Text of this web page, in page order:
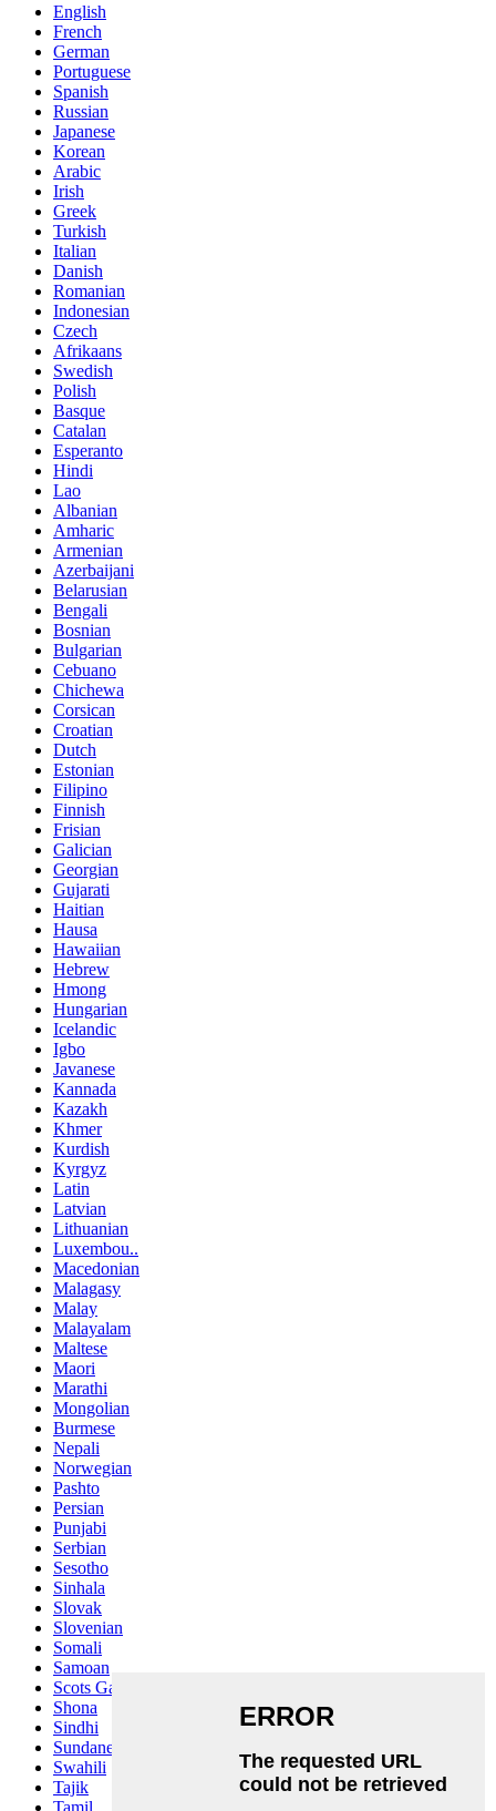
English
French
German
Portuguese
Spanish
Russian
Japanese
Korean
Arabic
Irish
Greek
Turkish
Italian
Danish
Romanian
Indonesian
Czech
Afrikaans
Swedish
Polish
Basque
Catalan
Esperanto
Hindi
Lao
Albanian
Amharic
Armenian
Azerbaijani
Belarusian
Bengali
Bosnian
Bulgarian
Cebuano
Chichewa
Corsican
Croatian
Dutch
Estonian
Filipino
Finnish
Frisian
Galician
Georgian
Gujarati
Haitian
Hausa
Hawaiian
Hebrew
Hmong
Hungarian
Icelandic
Igbo
Javanese
Kannada
Kazakh
Khmer
Kurdish
Kyrgyz
Latin
Latvian
Lithuanian
Luxembou..
Macedonian
Malagasy
Malay
Malayalam
Maltese
Maori
Marathi
Mongolian
Burmese
Nepali
Norwegian
Pashto
Persian
Punjabi
Serbian
Sesotho
Sinhala
Slovak
Slovenian
Somali
Samoan
Scots Gaelic
Shona
Sindhi
Sundanese
Swahili
Tajik
Tamil